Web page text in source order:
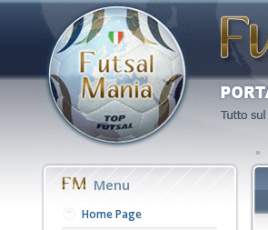
»
Menu
Home Page